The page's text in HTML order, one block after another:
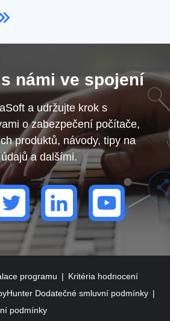
námi ve spojení
a udržujte krok s
o zabezpečení počítače,
produktů, návody, tipy na
a dalšími.
programu
Kritéria hodnocení
Dodatečné smluvní podmínky
podmínky